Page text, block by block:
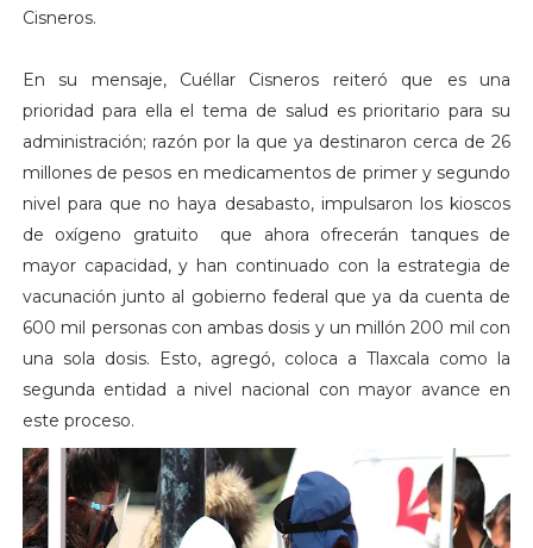
Cisneros.
En su mensaje, Cuéllar Cisneros reiteró que es una
prioridad para ella el tema de salud es prioritario para su
administración; razón por la que ya destinaron cerca de 26
millones de pesos en medicamentos de primer y segundo
nivel para que no haya desabasto, impulsaron los kioscos
de oxígeno gratuito que ahora ofrecerán tanques de
mayor capacidad, y han continuado con la estrategia de
vacunación junto al gobierno federal que ya da cuenta de
600 mil personas con ambas dosis y un millón 200 mil con
una sola dosis. Esto, agregó, coloca a Tlaxcala como la
segunda entidad a nivel nacional con mayor avance en
este proceso.